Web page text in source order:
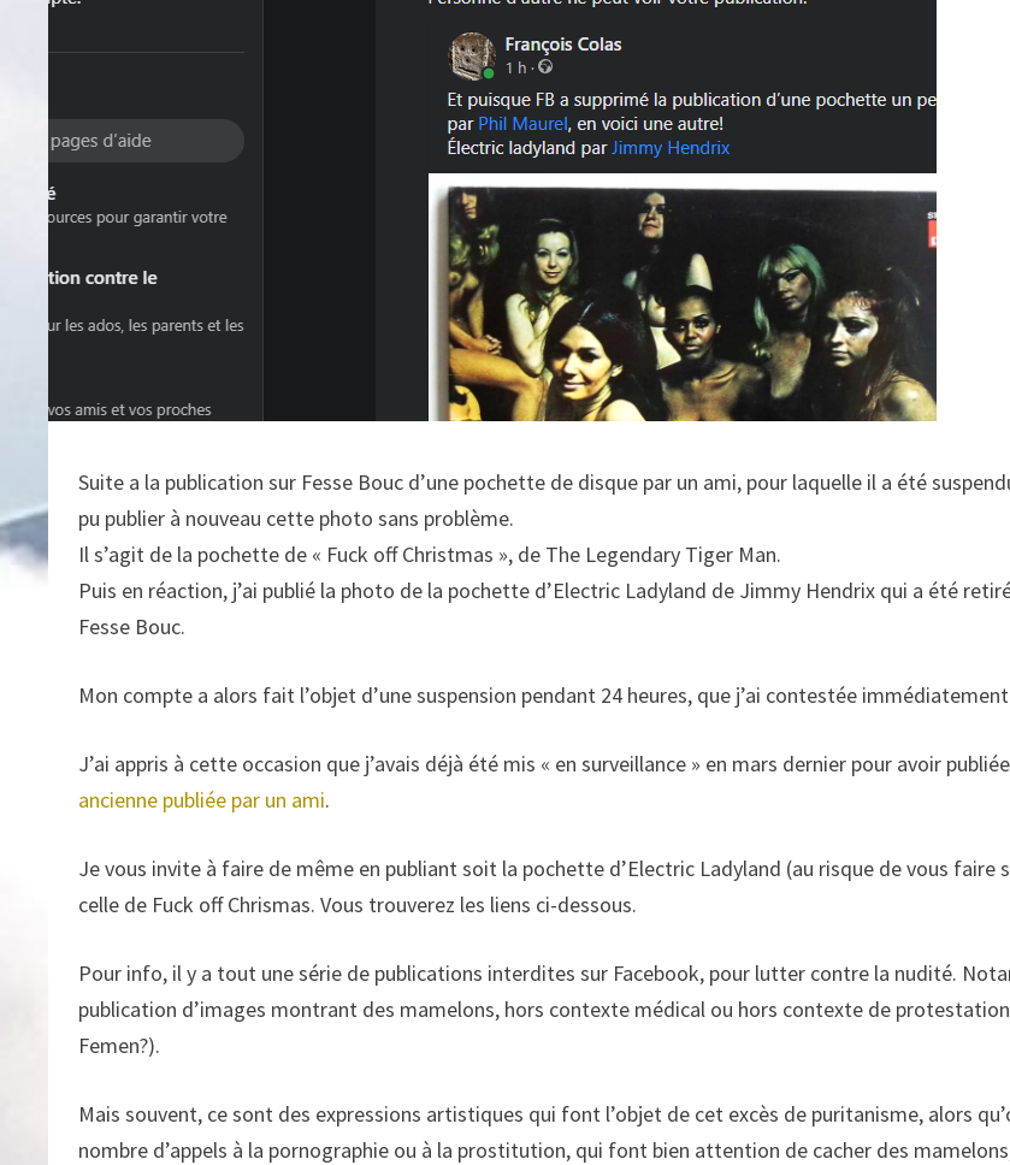
Suite a la publication sur Fesse Bouc d’une pochette de disque par un ami, pour laquelle il a été
pu publier à nouveau cette photo sans problème.
Il s’agit de la pochette de « Fuck off Christmas », de The Legendary Tiger Man.
Puis en réaction, j’ai publié la photo de la pochette d’Electric Ladyland de Jimmy Hendrix qui a été
Fesse Bouc.
Mon compte a alors fait l’objet d’une suspension pendant 24 heures, que j’ai contestée
J’ai appris à cette occasion que j’avais déjà été mis « en surveillance » en mars dernier pour avoir publiée
ancienne publiée par un ami.
Je vous invite à faire de même en publiant soit la pochette d’Electric Ladyland (au risque de vous faire
celle de Fuck off Chrismas. Vous trouverez les liens ci-dessous.
Pour info, il y a tout une série de publications interdites sur Facebook, pour lutter contre la nudité.
publication d’images montrant des mamelons, hors contexte médical ou hors contexte de
Femen?).
Mais souvent, ce sont des expressions artistiques qui font l’objet de cet excès de puritanisme, alors
nombre d’appels à la pornographie ou à la prostitution, qui font bien attention de cacher des